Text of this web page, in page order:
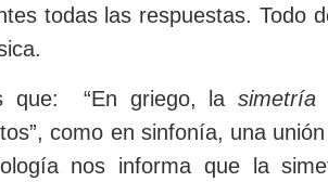
todas las respuestas. Todo
que: “En griego, la simetría
como en sinfonía, una
nos informa que la